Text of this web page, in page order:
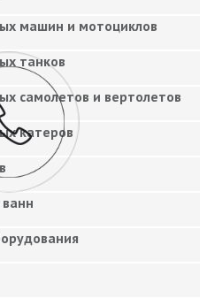
машин и мотоциклов
танков
самолетов и вертолетов
катеров